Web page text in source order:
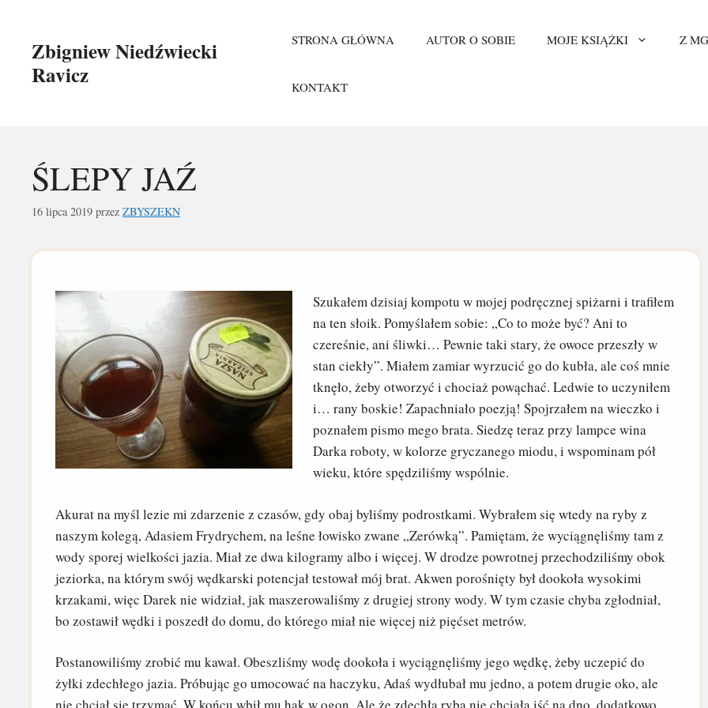
Zbigniew Niedźwiecki
Ravicz
STRONA GŁÓWNA AUTOR O SOBIE MOJE KSIĄŻKI Z
KONTAKT
ŚLEPY JAŹ
16 lipca 2019 przez ZBYSZEKN
Szukałem dzisiaj kompotu w mojej podręcznej spiżarni i trafiłem
na ten słoik. Pomyślałem sobie: „Co to może być? Ani to
czereśnie, ani śliwki… Pewnie taki stary, że owoce przeszły w
stan ciekły”. Miałem zamiar wyrzucić go do kubła, ale coś mnie
tknęło, żeby otworzyć i chociaż powąchać. Ledwie to uczyniłem
i… rany boskie! Zapachniało poezją! Spojrzałem na wieczko i
poznałem pismo mego brata. Siedzę teraz przy lampce wina
Darka roboty, w kolorze gryczanego miodu, i wspominam pół
wieku, które spędziliśmy wspólnie.
Akurat na myśl lezie mi zdarzenie z czasów, gdy obaj byliśmy podrostkami. Wybrałem się wtedy na ryby z
naszym kolegą, Adasiem Frydrychem, na leśne łowisko zwane „Zerówką”. Pamiętam, że wyciągnęliśmy tam z
wody sporej wielkości jazia. Miał ze dwa kilogramy albo i więcej. W drodze powrotnej przechodziliśmy obok
jeziorka, na którym swój wędkarski potencjał testował mój brat. Akwen porośnięty był dookoła wysokimi
krzakami, więc Darek nie widział, jak maszerowaliśmy z drugiej strony wody. W tym czasie chyba zgłodniał,
bo zostawił wędki i poszedł do domu, do którego miał nie więcej niż pięćset metrów.
Postanowiliśmy zrobić mu kawał. Obeszliśmy wodę dookoła i wyciągnęliśmy jego wędkę, żeby uczepić do
żyłki zdechłego jazia. Próbując go umocować na haczyku, Adaś wydłubał mu jedno, a potem drugie oko, ale